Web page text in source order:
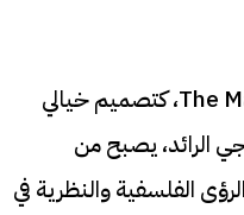
عند رسم أوجه التشابه بين The Matrix، كتصميم خيالي
الرائد، يصبح من
الفلسفية والنظرية في